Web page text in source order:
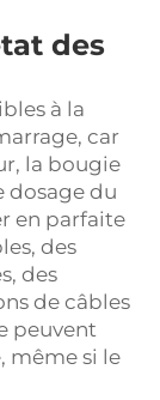
des
à la
car
la bougie
dosage du
en parfaite
des
des
de câbles
peuvent
même si le